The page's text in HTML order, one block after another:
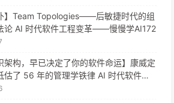
】Team Topologies——后敏捷时代的组
论 AI 时代软件工程变革——慢慢学AI172
架构，早已决定了你的软件命运】康威定
了 56 年的管理学铁律 AI 时代软件工
慢学AI171